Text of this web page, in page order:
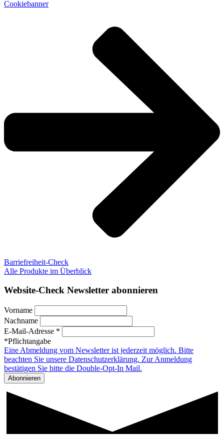
Cookiebanner
Barriefreiheit-Check
Alle Produkte im Überblick
Website-Check Newsletter abonnieren
Vorname
Nachname
E-Mail-Adresse *
*Pflichtangabe
Eine Abmeldung vom Newsletter ist jederzeit möglich. Bitte
beachten Sie unsere Datenschutzerklärung. Zur Anmeldung
bestätigen Sie bitte die Double-Opt-In Mail.